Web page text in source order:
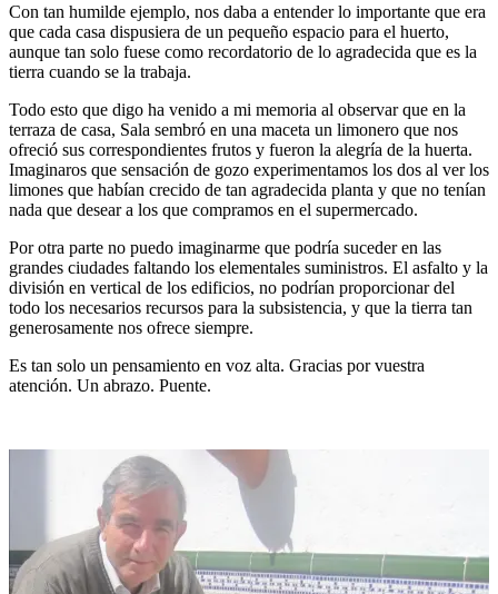
Con tan humilde ejemplo, nos daba a entender lo importante que era
que cada casa dispusiera de un pequeño espacio para el huerto,
aunque tan solo fuese como recordatorio de lo agradecida que es la
tierra cuando se la trabaja.
Todo esto que digo ha venido a mi memoria al observar que en la
terraza de casa, Sala sembró en una maceta un limonero que nos
ofreció sus correspondientes frutos y fueron la alegría de la huerta.
Imaginaros que sensación de gozo experimentamos los dos al ver los
limones que habían crecido de tan agradecida planta y que no tenían
nada que desear a los que compramos en el supermercado.
Por otra parte no puedo imaginarme que podría suceder en las
grandes ciudades faltando los elementales suministros. El asfalto y la
división en vertical de los edificios, no podrían proporcionar del
todo los necesarios recursos para la subsistencia, y que la tierra tan
generosamente nos ofrece siempre.
Es tan solo un pensamiento en voz alta. Gracias por vuestra
atención. Un abrazo. Puente.